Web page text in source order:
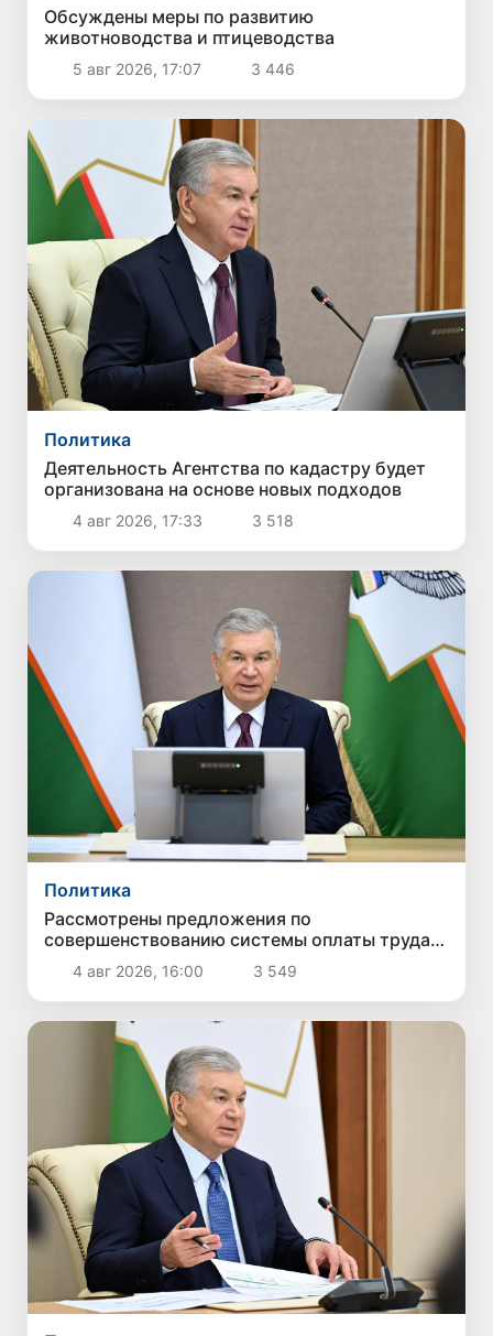
Обсуждены меры по развитию
животноводства и птицеводства
5 авг 2026, 17:07 3 446
Политика
Деятельность Агентства по кадастру будет
организована на основе новых подходов
4 авг 2026, 17:33 3 518
Политика
Рассмотрены предложения по
совершенствованию системы оплаты труда
государственных служащих
4 авг 2026, 16:00 3 549